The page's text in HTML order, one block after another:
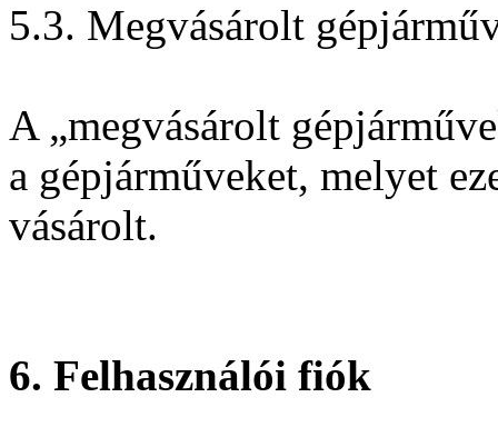
5.3. Megvásárolt
A „megvásárolt
a gépjárműveket, melyet
vásárolt.
6. Felhasználói fiók